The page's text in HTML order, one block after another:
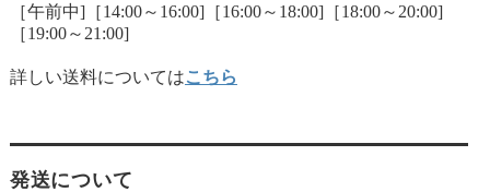
［午前中]［14:00～16:00]［16:00～18:00]［18:00～20:00]
［19:00～21:00]
詳しい送料についてはこちら
発送について